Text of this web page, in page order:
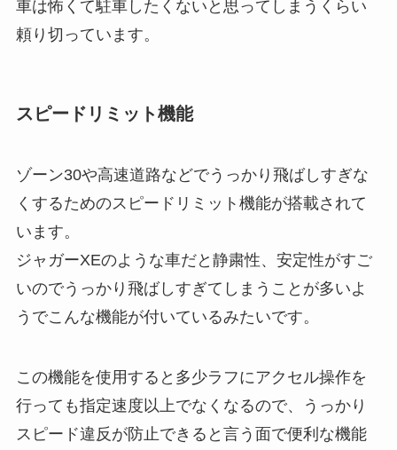
車は怖くて駐車したくないと思ってしまうくらい
頼り切っています。
スピードリミット機能
ゾーン30や高速道路などでうっかり飛ばしすぎな
くするためのスピードリミット機能が搭載されて
います。
ジャガーXEのような車だと静粛性、安定性がすご
いのでうっかり飛ばしすぎてしまうことが多いよ
うでこんな機能が付いているみたいです。
この機能を使用すると多少ラフにアクセル操作を
行っても指定速度以上でなくなるので、うっかり
スピード違反が防止できると言う面で便利な機能